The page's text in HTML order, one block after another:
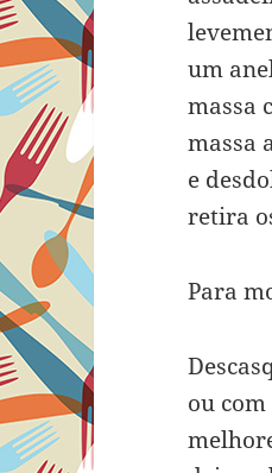
um
massa
massa
e
retira
Para
ou